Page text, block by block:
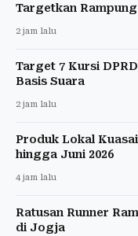
Targetkan
2 jam lalu
Target 7 Kursi
Basis Suara
2 jam lalu
Produk Lokal
hingga Juni 2026
4 jam lalu
Ratusan Runner
di Jogja